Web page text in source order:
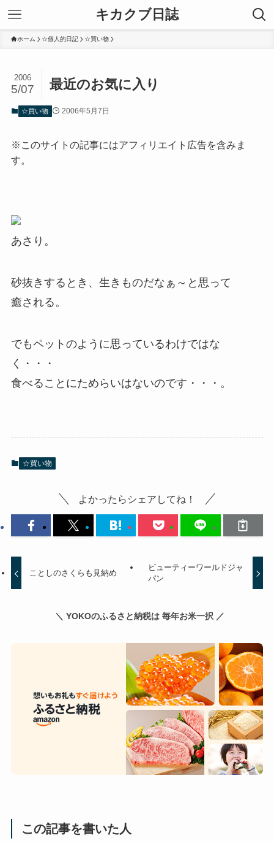
キカクブ日誌
ホーム ☆個人的日記 ☆買い物
最近のお気に入り
2006
5/07
☆買い物 2006年5月7日
※このサイトの記事にはアフィリエイト広告を含みま
す。
あさり。
砂抜きするとき、生きものだなぁ～と思って
癒される。
でもペットのように思っているわけではな
く・・・
食べることにためらいはないのです・・・。
☆買い物
よかったらシェアしてね！
ことしのさくらも見納め
ビューティーワールドジャ
パン
＼ YOKOのふるさと納税は 毎年お米一択 ／
この記事を書いた人